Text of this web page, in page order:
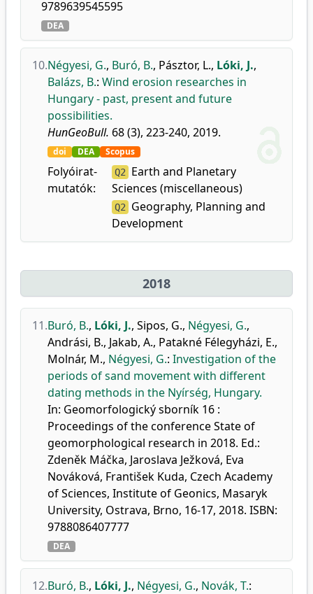
9789639545595
DEA
10.Négyesi, G., Buró, B., Pásztor, L., Lóki, J.,
Balázs, B.: Wind erosion researches in
Hungary - past, present and future
possibilities.
HunGeoBull. 68 (3), 223-240, 2019.
doi DEA Scopus
Folyóirat-
mutatók:
Q2 Earth and Planetary
Sciences (miscellaneous)
Q2 Geography, Planning and
Development
2018
11.Buró, B., Lóki, J., Sipos, G., Négyesi, G.,
Andrási, B., Jakab, A., Patakné Félegyházi, E.,
Molnár, M., Négyesi, G.: Investigation of the
periods of sand movement with different
dating methods in the Nyírség, Hungary.
In: Geomorfologický sborník 16 :
Proceedings of the conference State of
geomorphological research in 2018. Ed.:
Zdeněk Máčka, Jaroslava Ježková, Eva
Nováková, František Kuda, Czech Academy
of Sciences, Institute of Geonics, Masaryk
University, Ostrava, Brno, 16-17, 2018. ISBN:
9788086407777
DEA
12.Buró, B., Lóki, J., Négyesi, G., Novák, T.: